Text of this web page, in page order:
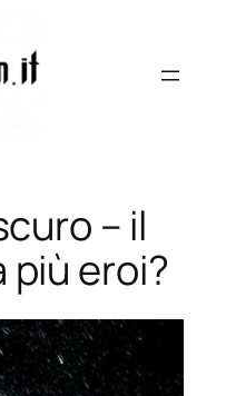
– il
più eroi?